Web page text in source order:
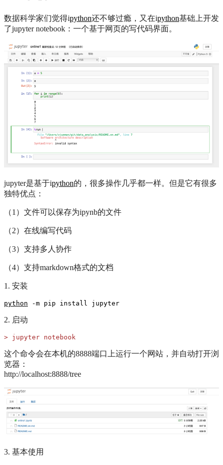
数据科学家们觉得ipython还不够过瘾，又在ipython基础上开发
了jupyter notebook：一个基于网页的写代码界面。
jupyter是基于ipython的，很多操作几乎都一样。但是它有很多
独特优点：
（1）文件可以保存为ipynb的文件
（2）在线编写代码
（3）支持多人协作
（4）支持markdown格式的文档
1. 安装
python -m pip install jupyter
2. 启动
> jupyter notebook
这个命令会在本机的8888端口上运行一个网站，并自动打开浏
览器：
http://localhost:8888/tree
3. 基本使用